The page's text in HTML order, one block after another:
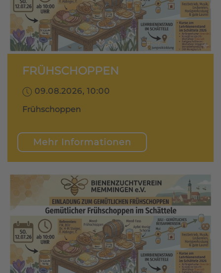
FRÜHSCHOPPEN
09.08.2026, 10:00
Frühschoppen
Mehr Informationen